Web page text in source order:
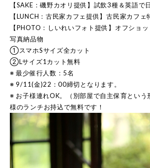
【SAKE：磯野カオリ提供】試飲3種＆英語で
【LUNCH：古民家カフェ提供】古民家カフェ
【PHOTO：しいれいフォト提供】オフショッ
写真納品物
①スマホSサイズ全カット
②Lサイズ1カット無料
※ 最少催行人数：5名
※ 9/11(金)22：00締切となります。
※ お子様連れOK。（別部屋で自主保育という
様のランチお持込で無料です！